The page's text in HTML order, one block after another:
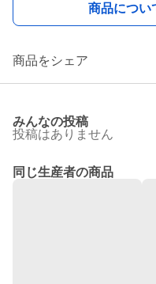
商品につい
商品をシェア
みんなの投稿
投稿はありません
同じ生産者の商品